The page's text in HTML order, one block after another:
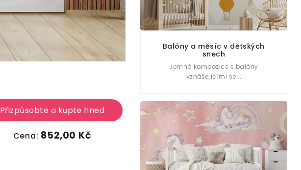
Přizpůsobte a kupte hned
Cena: 852,00 Kč
Balóny a měsíc v dětských
snech
Jemná kompozice s balóny
vznášejícími se...